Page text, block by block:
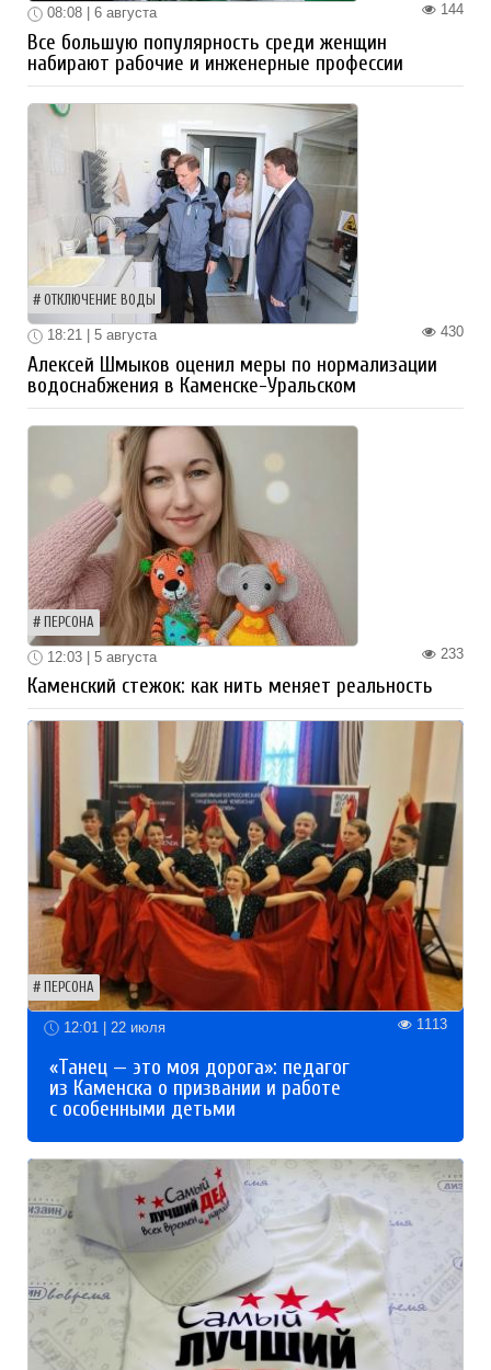
144
08:08 | 6 августа
Все большую популярность среди женщин
набирают рабочие и инженерные профессии
ОТКЛЮЧЕНИЕ ВОДЫ
430
18:21 | 5 августа
Алексей Шмыков оценил меры по нормализации
водоснабжения в Каменске-Уральском
ПЕРСОНА
233
12:03 | 5 августа
Каменский стежок: как нить меняет реальность
ПЕРСОНА
12:01 | 22 июля 1113
«Танец — это моя дорога»: педагог
из Каменска о призвании и работе
с особенными детьми